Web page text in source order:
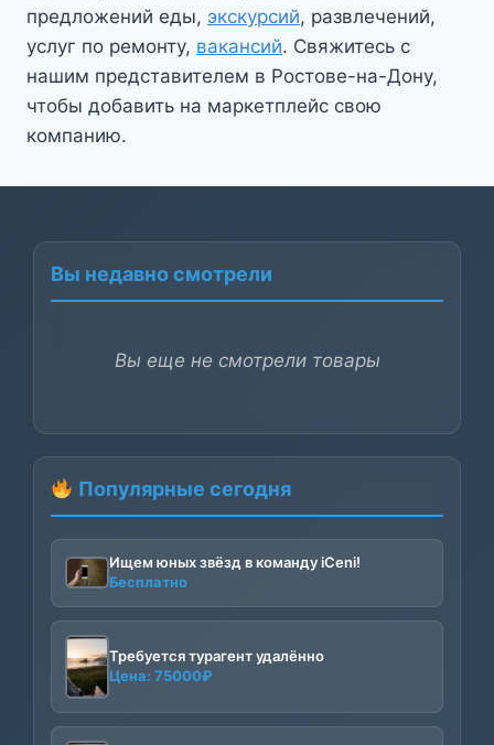
предложений еды, экскурсий, развлечений,
услуг по ремонту, вакансий. Свяжитесь с
нашим представителем в Ростове-на-Дону,
чтобы добавить на маркетплейс свою
компанию.
Вы недавно смотрели
Вы еще не смотрели товары
Популярные сегодня
Ищем юных звёзд в команду iCeni!
Бесплатно
Требуется турагент удалённо
Цена: 75000₽